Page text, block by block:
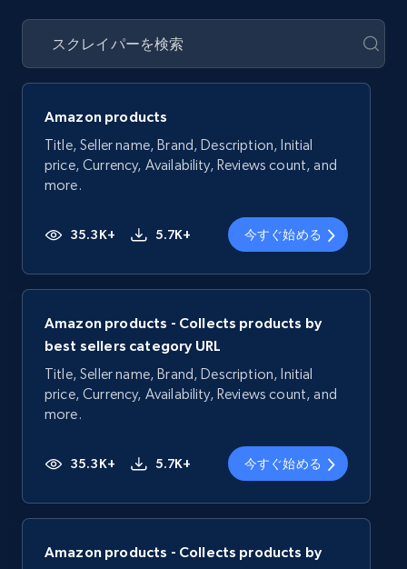
Amazon products
Title, Seller name, Brand, Description, Initial
price, Currency, Availability, Reviews count, and
more.
35.3K+ 5.7K+ 今すぐ始める
Amazon products - Collects products by
best sellers category URL
Title, Seller name, Brand, Description, Initial
price, Currency, Availability, Reviews count, and
more.
35.3K+ 5.7K+ 今すぐ始める
Amazon products - Collects products by